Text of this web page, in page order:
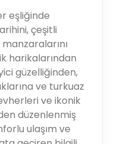
eşliğinde
çeşitli
harikalarından
güzelliğinden,
ve turkuaz
ve ikonik
düzenlenmiş
ulaşım ve